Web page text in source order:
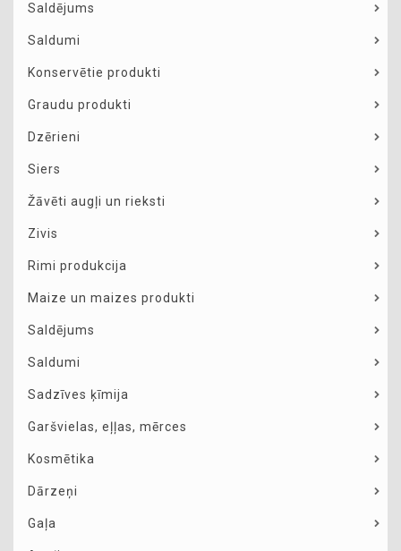
Saldējums
Saldumi
Konservētie produkti
Graudu produkti
Dzērieni
Siers
Žāvēti augļi un rieksti
Zivis
Rimi produkcija
Maize un maizes produkti
Saldējums
Saldumi
Sadzīves ķīmija
Garšvielas, eļļas, mērces
Kosmētika
Dārzeņi
Gaļa